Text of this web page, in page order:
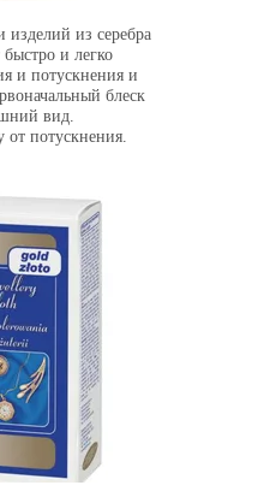
изделий из серебра
и легко
и потускнения и
блеск
вид.
от потускнения.